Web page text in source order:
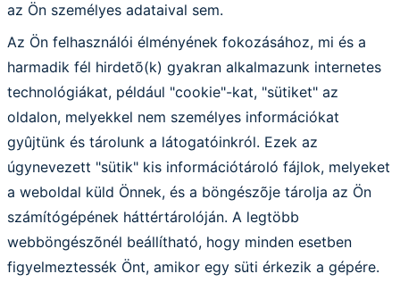
az Ön személyes adataival sem.
Az Ön felhasználói élményének fokozásához, mi és a
harmadik fél hirdetõ(k) gyakran alkalmazunk internetes
technológiákat, például "cookie"-kat, "sütiket" az
oldalon, melyekkel nem személyes információkat
gyûjtünk és tárolunk a látogatóinkról. Ezek az
úgynevezett "sütik" kis információtároló fájlok, melyeket
a weboldal küld Önnek, és a böngészõje tárolja az Ön
számítógépének háttértárolóján. A legtöbb
webböngészõnél beállítható, hogy minden esetben
figyelmeztessék Önt, amikor egy süti érkezik a gépére.